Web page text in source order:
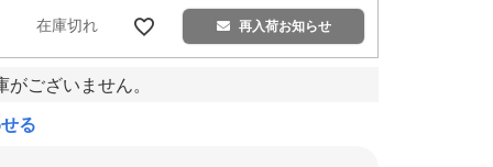
在庫切れ 再入荷お知らせ
ございません。
る